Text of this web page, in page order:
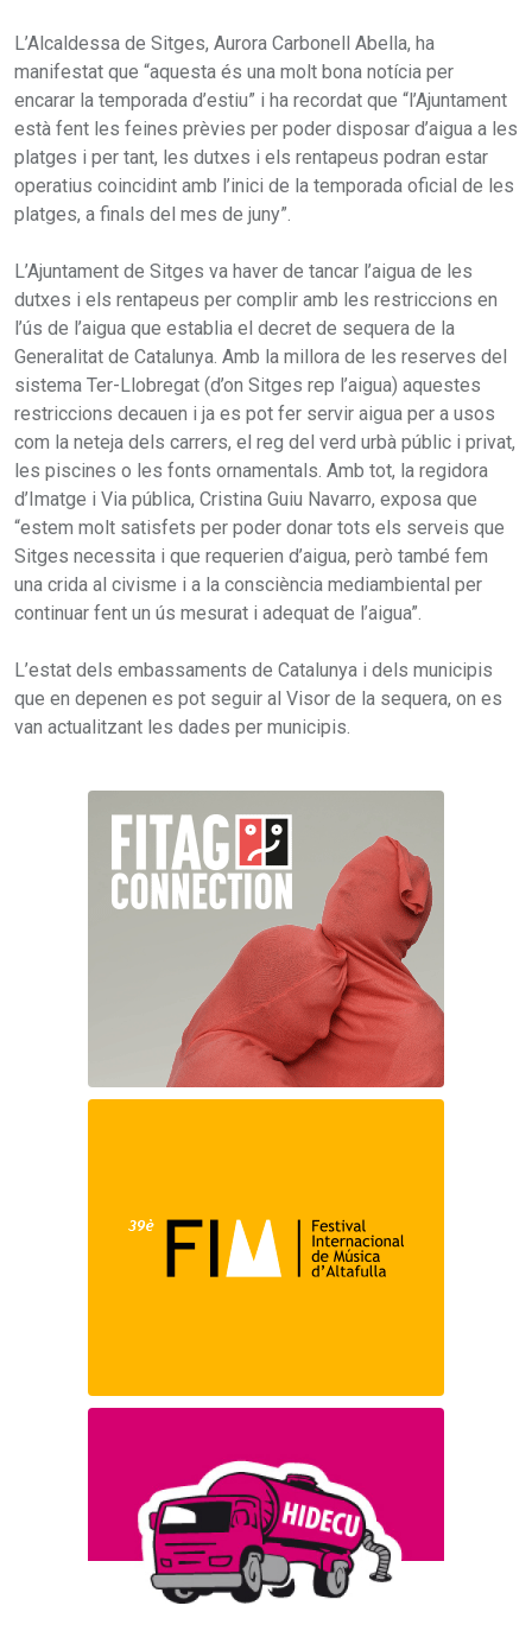
L’Alcaldessa de Sitges, Aurora Carbonell Abella, ha
manifestat que “aquesta és una molt bona notícia per
encarar la temporada d’estiu” i ha recordat que “l’Ajuntament
està fent les feines prèvies per poder disposar d’aigua a les
platges i per tant, les dutxes i els rentapeus podran estar
operatius coincidint amb l’inici de la temporada oficial de les
platges, a finals del mes de juny”.
L’Ajuntament de Sitges va haver de tancar l’aigua de les
dutxes i els rentapeus per complir amb les restriccions en
l’ús de l’aigua que establia el decret de sequera de la
Generalitat de Catalunya. Amb la millora de les reserves del
sistema Ter-Llobregat (d’on Sitges rep l’aigua) aquestes
restriccions decauen i ja es pot fer servir aigua per a usos
com la neteja dels carrers, el reg del verd urbà públic i privat,
les piscines o les fonts ornamentals. Amb tot, la regidora
d’Imatge i Via pública, Cristina Guiu Navarro, exposa que
“estem molt satisfets per poder donar tots els serveis que
Sitges necessita i que requerien d’aigua, però també fem
una crida al civisme i a la consciència mediambiental per
continuar fent un ús mesurat i adequat de l’aigua”.
L’estat dels embassaments de Catalunya i dels municipis
que en depenen es pot seguir al Visor de la sequera, on es
van actualitzant les dades per municipis.